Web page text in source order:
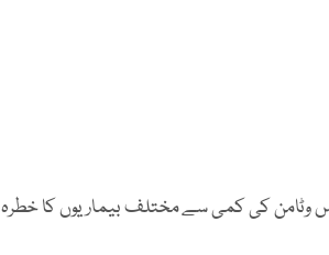
وٹامن کی کمی سے مختلف بیماریوں کا خطرہ